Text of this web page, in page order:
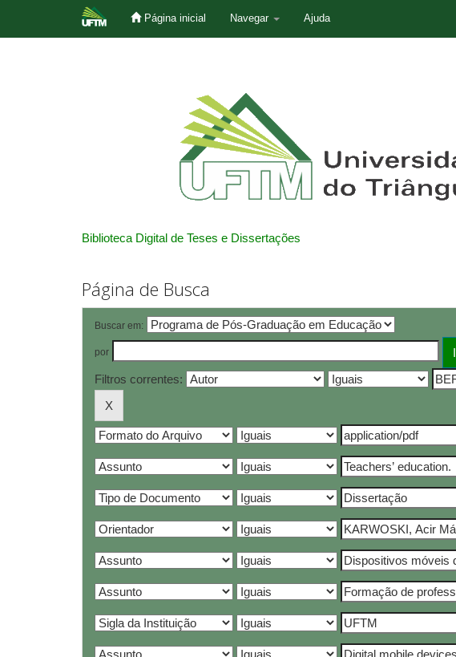
Página inicial Navegar Ajuda
Biblioteca Digital de Teses e Dissertações
Página de Busca
Buscar em:
por
Filtros correntes: